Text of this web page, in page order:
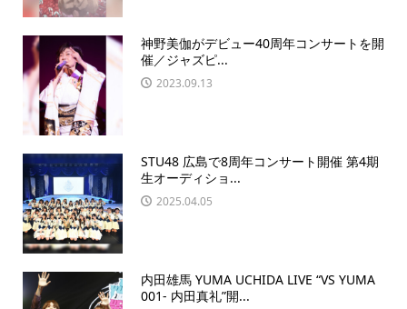
神野美伽がデビュー40周年コンサートを開
催／ジャズピ...
2023.09.13
STU48 広島で8周年コンサート開催 第4期
生オーディショ...
2025.04.05
内田雄馬 YUMA UCHIDA LIVE “VS YUMA
001- 内田真礼”開...